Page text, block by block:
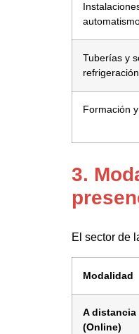
Tuberías y
refrigeración.
Formación
3.
El sector de
Modalidad
A distancia
(Online)